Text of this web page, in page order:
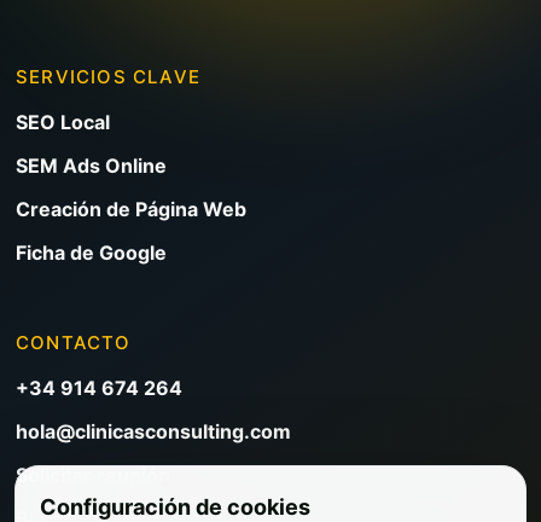
SERVICIOS CLAVE
SEO Local
SEM Ads Online
Creación de Página Web
Ficha de Google
CONTACTO
+34 914 674 264
hola@clinicasconsulting.com
Solicitar reunión
Configuración de cookies